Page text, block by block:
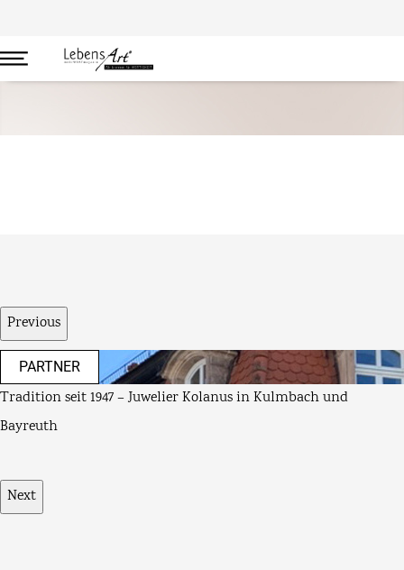
Previous
PARTNER
Tradition seit 1947 – Juwelier Kolanus in Kulmbach und
Bayreuth
Next